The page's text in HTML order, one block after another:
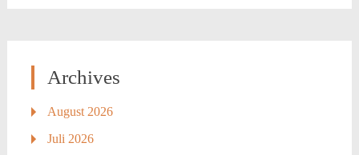
Archives
August 2026
Juli 2026